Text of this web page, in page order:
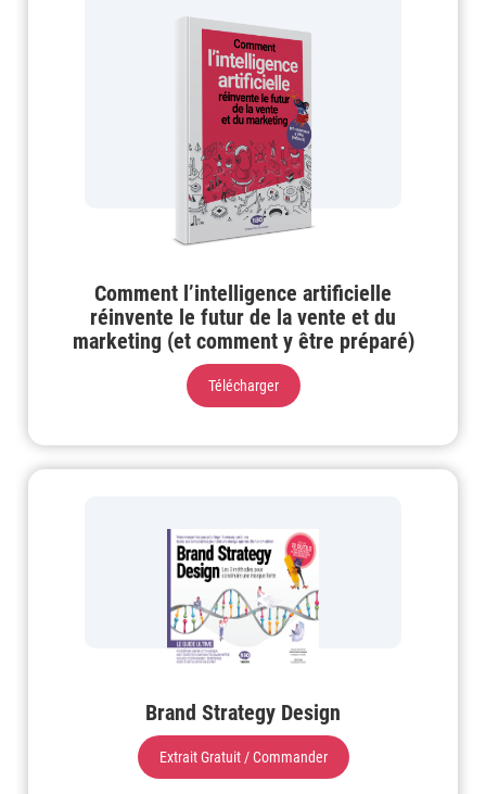
Comment l’intelligence artificielle
réinvente le futur de la vente et du
marketing (et comment y être préparé)
Télécharger
Brand Strategy Design
Extrait Gratuit / Commander